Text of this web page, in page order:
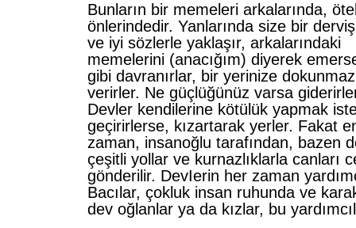
Bunların bir memeleri arkalarında,
önlerindedir. Yanlarında size bir
ve iyi sözlerle yaklaşır, arkalarındaki
memelerini (anacığım) diyerek
gibi davranırlar, bir yerinize
verirler. Ne güçlüğünüz varsa
Devler kendilerine kötülük yapmak
geçirirlerse, kızartarak yerler. Fakat
zaman, insanoğlu tarafından, bazen
çeşitli yollar ve kurnazlıklarla canları
gönderilir. DevIerin her zaman
Bacılar, çokluk insan ruhunda ve
dev oğlanlar ya da kızlar, bu